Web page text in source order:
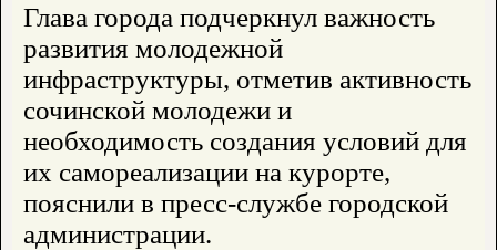
Глава города подчеркнул важность
развития молодежной
инфраструктуры, отметив активность
сочинской молодежи и
необходимость создания условий для
их самореализации на курорте,
пояснили в пресс-службе городской
администрации.